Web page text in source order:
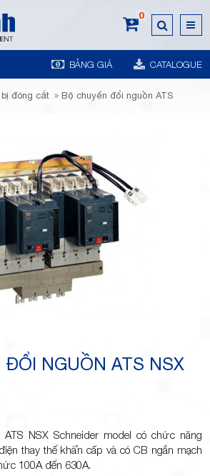
0
BẢNG GIÁ CATALOGUE
đóng cắt Bộ chuyển đổi nguồn ATS
ĐỔI NGUỒN ATS NSX
NSX Schneider model có chức năng
thay thế khẩn cấp và có CB ngắn mạch
100A đến 630A.